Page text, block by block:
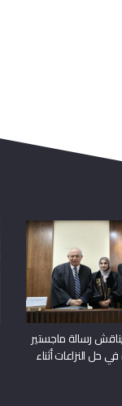
يناقش رسالة ماجستير
حل النزاعات أثناء